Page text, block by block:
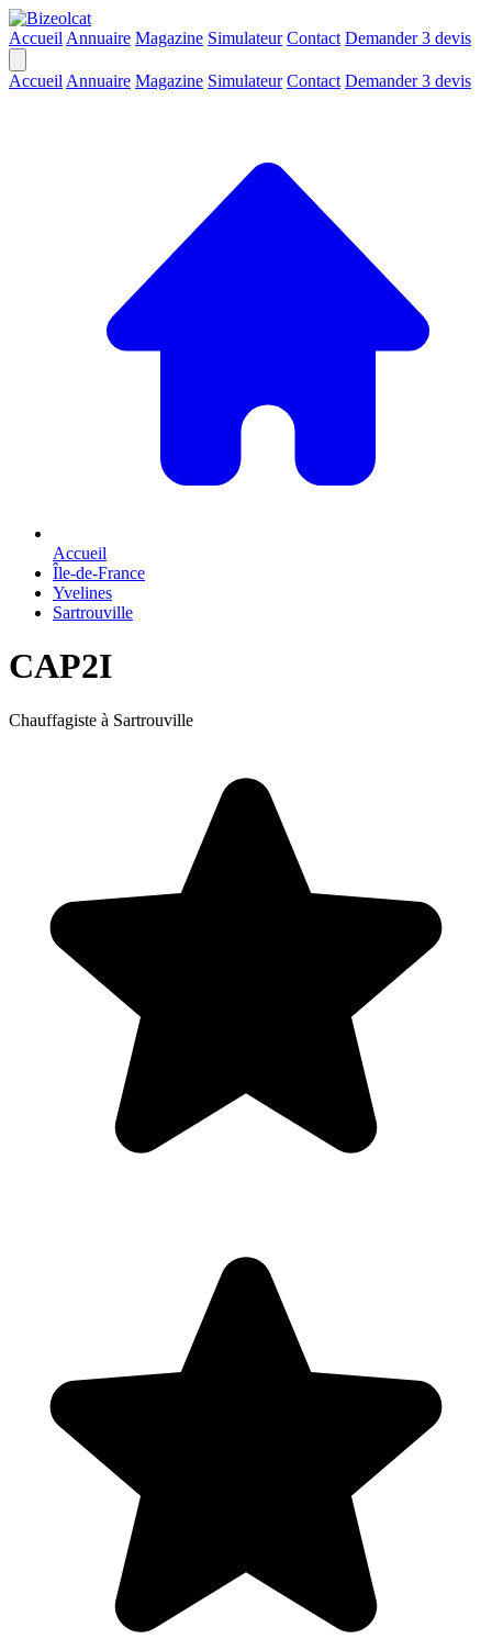
Accueil Annuaire Magazine Simulateur Contact Demander 3 devis
Accueil Annuaire Magazine Simulateur Contact Demander 3 devis
Accueil
Île-de-France
Yvelines
Sartrouville
CAP2I
Chauffagiste à Sartrouville